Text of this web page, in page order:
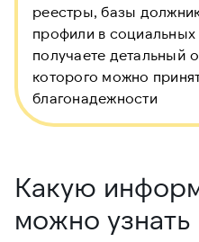
реестры, базы
профили в социальных
получаете детальный
которого можно
благонадежности
Какую
можно